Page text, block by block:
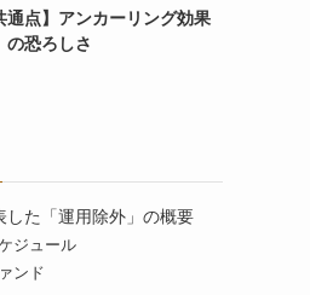
通点】アンカーリング効果
の恐ろしさ
した「運用除外」の概要
ジュール
ンド